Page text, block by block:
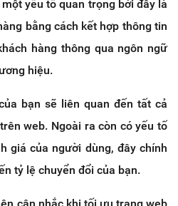
yếu tố quan trọng bởi đây là
bằng cách kết hợp thông tin
hàng thông qua ngôn ngữ
hiệu.
bạn sẽ liên quan đến tất cả
web. Ngoài ra còn có yếu tố
giá của người dùng, đây chính
tỷ lệ chuyển đổi của bạn.
cân nhắc khi tối ưu trang web